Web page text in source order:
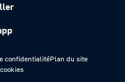
confidentialitéPlan du site